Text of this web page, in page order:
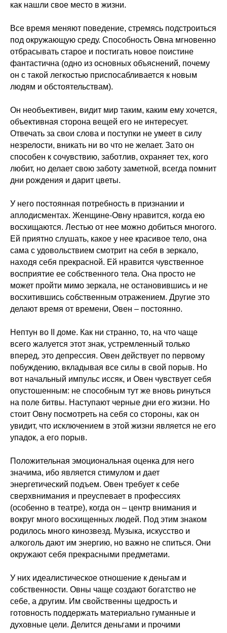
как нашли свое место в жизни.
Все время меняют поведение, стремясь подстроиться
под окружающую среду. Способность Овна мгновенно
отбрасывать старое и постигать новое поистине
фантастична (одно из основных объяснений, почему
он с такой легкостью приспосабливается к новым
людям и обстоятельствам).
Он необъективен, видит мир таким, каким ему хочется,
объективная сторона вещей его не интересует.
Отвечать за свои слова и поступки не умеет в силу
незрелости, вникать ни во что не желает. Зато он
способен к сочувствию, заботлив, охраняет тех, кого
любит, но делает свою заботу заметной, всегда помнит
дни рождения и дарит цветы.
У него постоянная потребность в признании и
аплодисментах. Женщине-Овну нравится, когда ею
восхищаются. Лестью от нее можно добиться многого.
Ей приятно слушать, какое у нее красивое тело, она
сама с удовольствием смотрит на себя в зеркало,
находя себя прекрасной. Ей нравится чувственное
восприятие ее собственного тела. Она просто не
может пройти мимо зеркала, не остановившись и не
восхитившись собственным отражением. Другие это
делают время от времени, Овен – постоянно.
Нептун во II доме. Как ни странно, то, на что чаще
всего жалуется этот знак, устремленный только
вперед, это депрессия. Овен действует по первому
побуждению, вкладывая все силы в свой порыв. Но
вот начальный импульс иссяк, и Овен чувствует себя
опустошенным: не способным тут же вновь ринуться
на поле битвы. Наступают черные дни его жизни. Но
стоит Овну посмотреть на себя со стороны, как он
увидит, что исключением в этой жизни является не его
упадок, а его порыв.
Положительная эмоциональная оценка для него
значима, ибо является стимулом и дает
энергетический подъем. Овен требует к себе
сверхвнимания и преуспевает в профессиях
(особенно в театре), когда он – центр внимания и
вокруг много восхищенных людей. Под этим знаком
родилось много кинозвезд. Музыка, искусство и
алкоголь дают им энергию, но важно не спиться. Они
окружают себя прекрасными предметами.
У них идеалистическое отношение к деньгам и
собственности. Овны чаще создают богатство не
себе, а другим. Им свойственны щедрость и
готовность поддержать материально гуманные и
духовные цели. Делится деньгами и прочими